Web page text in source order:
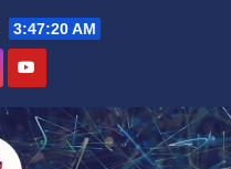
3:47:22 AM